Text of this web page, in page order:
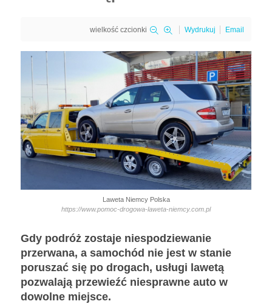
wielkość czcionki Wydrukuj Email
Laweta Niemcy Polska
https://www.pomoc-drogowa-laweta-niemcy.com.pl
Gdy podróż zostaje niespodziewanie
przerwana, a samochód nie jest w stanie
poruszać się po drogach, usługi lawetą
pozwalają przewieźć niesprawne auto w
dowolne miejsce.